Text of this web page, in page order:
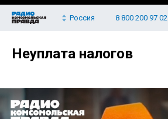
Россия 8 800 200 97 02
Неуплата налогов